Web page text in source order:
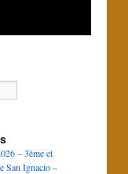
– 3ème et
San Ignacio –